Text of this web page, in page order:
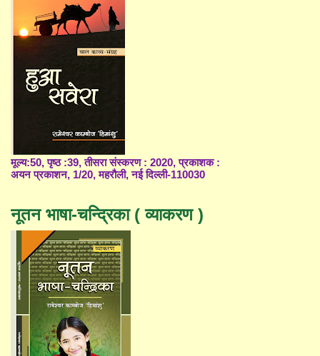
मूल्य:50, पृष्ठ :39, तीसरा संस्करण : 2020, प्रकाशक :
अयन प्रकाशन, 1/20, महरौली, नई दिल्ली-110030
नूतन भाषा-चन्द्रिका ( व्याकरण )